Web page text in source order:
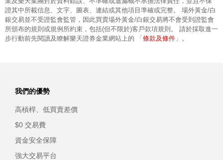
證其中所載信息、文字、圖表、連結或其他項目準確或完整。 場外黃金/白
銀交易並不受證監會監管，因此買賣場外黃金/白銀交易將不會受到證監會
所頒布的規則或規例所約束，包括(但不限於)客戶款項規則。 請於採取進一
步行動前先閱讀及瞭解樂天證券金業網站上的 「條款及條件 」。
我們的優勢
高槓桿、低買賣差價
$0 交易費
資金安全保障
強大交易平台